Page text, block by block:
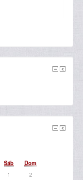
Sáb
Dom
1
2